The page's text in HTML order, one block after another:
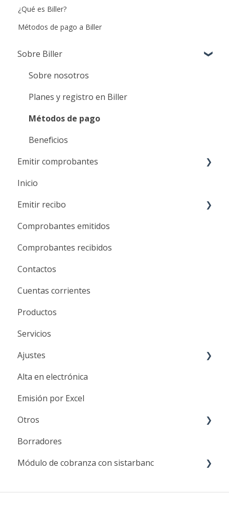
¿Qué es Biller?
Métodos de pago a Biller
Sobre Biller
Sobre nosotros
Planes y registro en Biller
Métodos de pago
Beneficios
Emitir comprobantes
Emisión de comprobantes
Anulación de comprobantes
Inicio
Emitir recibo
Emisión de recibos
Anulación de recibos
Comprobantes emitidos
Comprobantes recibidos
Contactos
Cuentas corrientes
Productos
Servicios
Ajustes
Datos empresa
Sucursales
Representación impresa
Usuarios
CAEs
Alta en electrónica
Emisión por Excel
Otros
Integraciones
Reportes diarios
Borradores
Módulo de cobranza con sistarbanc